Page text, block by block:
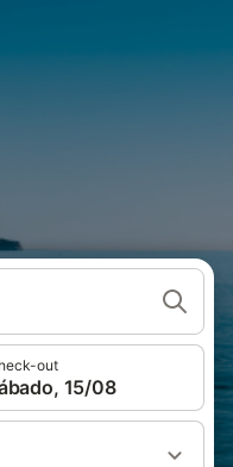
out
15/08